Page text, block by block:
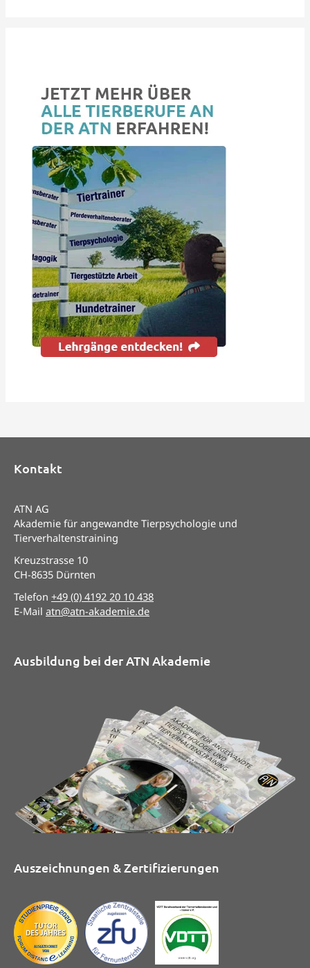
Kontakt
ATN AG
Akademie für angewandte Tierpsychologie und
Tierverhaltenstraining
Kreuzstrasse 10
CH-8635 Dürnten
Telefon +49 (0) 4192 20 10 438
E-Mail atn@atn-akademie.de
Ausbildung bei der ATN Akademie
Auszeichnungen & Zertifizierungen